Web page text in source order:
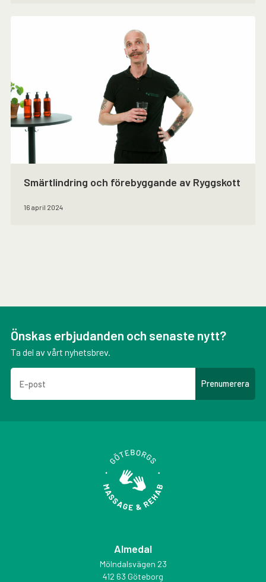
Smärtlindring och förebyggande av Ryggskott
16 april 2024
Önskas erbjudanden och senaste nytt?
Ta del av vårt nyhetsbrev.
Almedal
Mölndalsvägen 23
412 63 Göteborg